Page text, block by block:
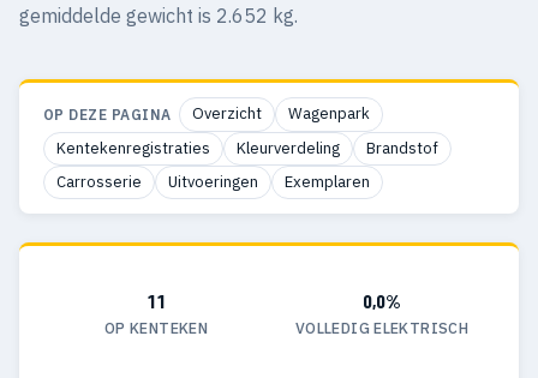
gemiddelde gewicht is 2.652 kg.
OP DEZE PAGINA Overzicht
Wagenpark
Kentekenregistraties
Kleurverdeling
Brandstof
Carrosserie
Uitvoeringen Exemplaren
11
OP KENTEKEN
0,0%
VOLLEDIG ELEKTRISCH